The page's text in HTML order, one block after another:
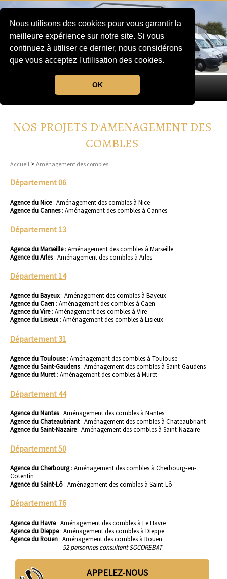
Nous utilisons des cookies pour vous garantir la
meilleure expérience sur notre site. Si vous
continuez à utiliser ce dernier, nous considérons
que vous acceptez l'utilisation des cookies.
OKMENU
NOS PROJETS D'AMENAGEMENT DES
COMBLES
Accueil > Aménagement des combles
Département 06
Agence du Nice: Aménagement des combles à Nice
Agence du Cannes: Aménagement des combles à Cannes
Département 13
Agence du Marseille: Aménagement des combles à Marseille
Agence du Arles: Aménagement des combles à Arles
Département 14
Agence du Bayeux : Aménagement des combles à Bayeux
Agence du Caen : Aménagement des combles à Caen
Agence du Vire: Aménagement des combles à Vire
Agence du Lisieux : Aménagement des combles à Lisieux
Département 31
Agence du Toulouse: Aménagement des combles à Toulouse
Agence du Saint-Gaudens: Aménagement des combles à Saint-Gaudens
Agence du Muret: Aménagement des combles à Muret
Département 44
Agence du Nantes: Aménagement des combles à Nantes
Agence du Chateaubriant: Aménagement des combles à Chateaubriant
Agence du Saint-Nazaire: Aménagement des combles à Saint-Nazaire
Département 50
Agence du Cherbourg: Aménagement des combles à Cherbourg-en-
Cotentin
Agence du Saint-Lô : Aménagement des combles à Saint-Lô
Département 76
Agence du Havre: Aménagement des combles à Le Havre
Agence du Dieppe: Aménagement des combles à Dieppe
Agence du Rouen : Aménagement des combles à Rouen
92 personnes consultent SOCOREBAT
APPELEZ-NOUS